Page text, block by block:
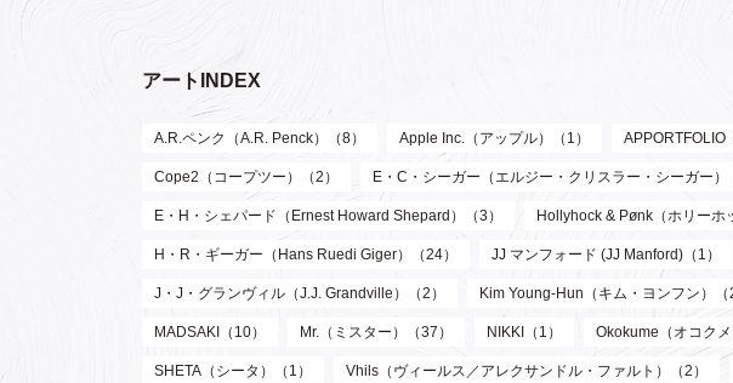
アートINDEX
A.R.ペンク（A.R. Penck）（8） Apple Inc.（アップル）（1） APPORTFOLIO
Cope2（コープツー）（2） E・C・シーガー（エルジー・クリスラー・シーガー）
E・H・シェパード（Ernest Howard Shepard）（3） Hollyhock & Pønk（ホリーホ
H・R・ギーガー（Hans Ruedi Giger）（24） JJ マンフォード (JJ Manford)（1）
J・J・グランヴィル（J.J. Grandville）（2） Kim Young-Hun（キム・ヨンフン）（2
MADSAKI（10） Mr.（ミスター）（37） NIKKI（1） Okokume（オコクメ
SHETA（シータ）（1） Vhils（ヴィールス／アレクサンドル・ファルト）（2）